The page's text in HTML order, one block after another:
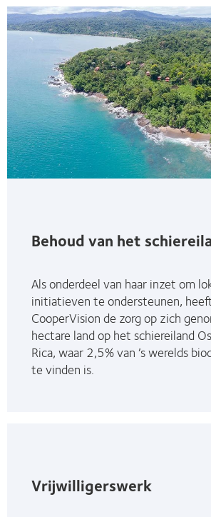
Behoud van het
Als onderdeel van haar inzet om
initiatieven te ondersteunen,
CooperVision de zorg op zich
hectare land op het schiereiland
Rica, waar 2,5% van ’s werelds
te vinden is.
Vrijwilligerswerk